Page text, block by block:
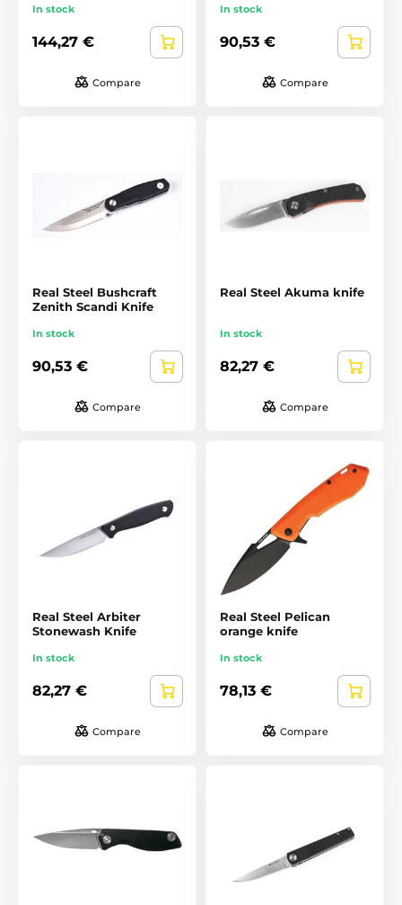
In stock
144,27 €
Compare
In stock
90,53 €
Compare
Real Steel Bushcraft
Zenith Scandi Knife
In stock
90,53 €
Compare
Real Steel Akuma knife
In stock
82,27 €
Compare
Real Steel Arbiter
Stonewash Knife
In stock
82,27 €
Compare
Real Steel Pelican
orange knife
In stock
78,13 €
Compare